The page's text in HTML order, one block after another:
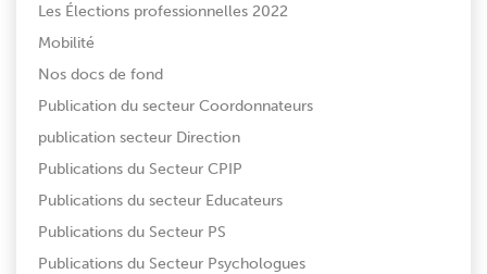
Les Élections professionnelles 2022
Mobilité
Nos docs de fond
Publication du secteur Coordonnateurs
publication secteur Direction
Publications du Secteur CPIP
Publications du secteur Educateurs
Publications du Secteur PS
Publications du Secteur Psychologues